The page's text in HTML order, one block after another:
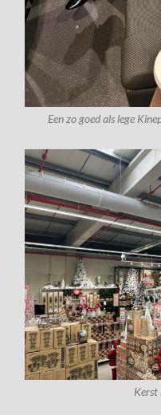
Een zo goed als lege
Kerst